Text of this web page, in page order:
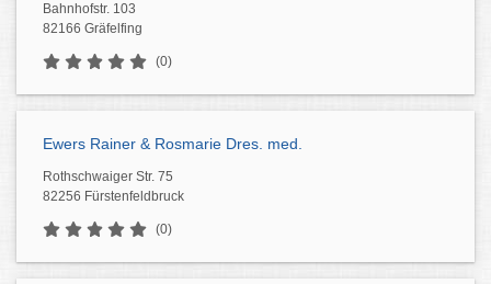
Bahnhofstr. 103
82166 Gräfelfing
(0)
Ewers Rainer & Rosmarie Dres. med.
Rothschwaiger Str. 75
82256 Fürstenfeldbruck
(0)